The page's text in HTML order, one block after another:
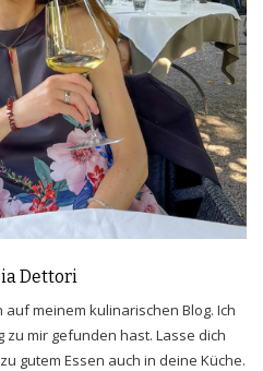
Dettori
meinem kulinarischen Blog. Ich
mir gefunden hast. Lasse dich
gutem Essen auch in deine Küche.